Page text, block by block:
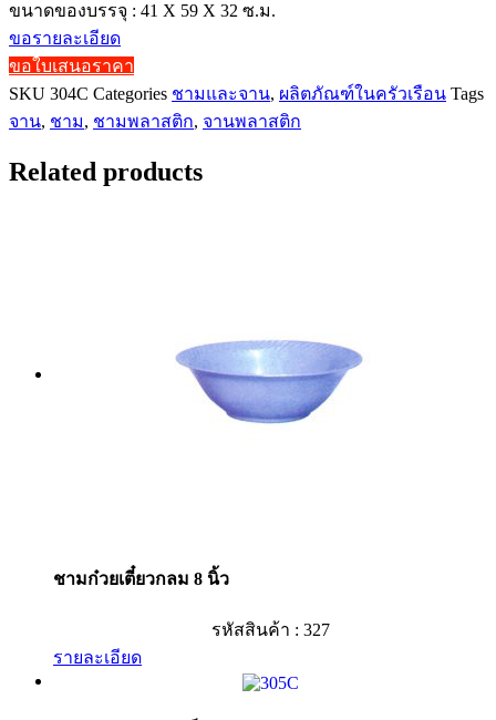
ขนาดของบรรจุ : 41 X 59 X 32 ซ.ม.
ขอรายละเอียด
ขอใบเสนอราคา
SKU 304C Categories ชามและจาน, ผลิตภัณฑ์ในครัวเรือน Tags
จาน, ชาม, ชามพลาสติก, จานพลาสติก
Related products
ชามก๋วยเตี๋ยวกลม 8 นิ้ว
รหัสสินค้า : 327
รายละเอียด